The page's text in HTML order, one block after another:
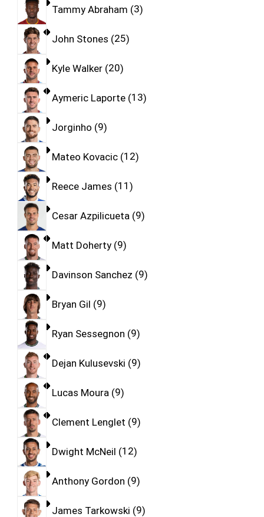
Tammy Abraham 3
John Stones 25
Kyle Walker 20
Aymeric Laporte 13
Jorginho 9
Mateo Kovacic 12
Reece James 11
Cesar Azpilicueta 9
Matt Doherty 9
Davinson Sanchez 9
Bryan Gil 9
Ryan Sessegnon 9
Dejan Kulusevski 9
Lucas Moura 9
Clement Lenglet 9
Dwight McNeil 12
Anthony Gordon 9
James Tarkowski 9